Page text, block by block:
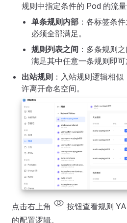
规则中指定条件的 Pod 的流量
单条规则内部 ：各标签条
必须全部满足。
规则列表之间 ：多条规则
满足其中任意一条规则即可
出站规则 ：入站规则逻辑相
许离开命名空间。
点击右上角 visibility 按钮查看规则
的配置逻辑。